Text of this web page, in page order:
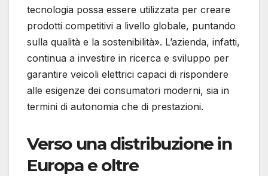
tecnologia possa essere utilizzata per creare
prodotti competitivi a livello globale, puntando
sulla qualità e la sostenibilità». L’azienda, infatti,
continua a investire in ricerca e sviluppo per
garantire veicoli elettrici capaci di rispondere
alle esigenze dei consumatori moderni, sia in
termini di autonomia che di prestazioni.
Verso una distribuzione in
Europa e oltre